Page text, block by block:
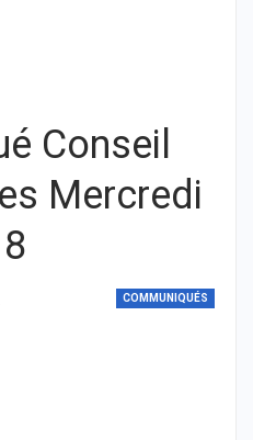
Conseil
Mercredi
COMMUNIQUÉS